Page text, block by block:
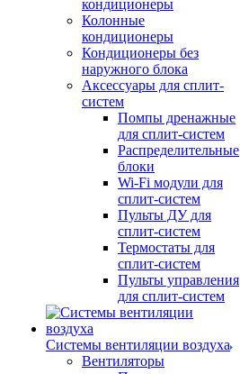
кондиционеры
Колонные
кондиционеры
Кондиционеры без
наружного блока
Аксессуары для сплит-
систем
Помпы дренажные
для сплит-систем
Распределительные
блоки
Wi-Fi модули для
сплит-систем
Пульты ДУ для
сплит-систем
Термостаты для
сплит-систем
Пульты управления
для сплит-систем
Системы вентиляции воздуха
Вентиляторы